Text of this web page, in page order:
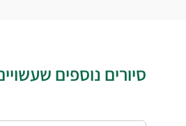
סיורים נוספים